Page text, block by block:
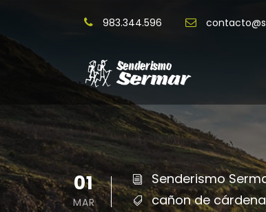
983.344.596
01
MAR
Senderismo
cañon de cárdena